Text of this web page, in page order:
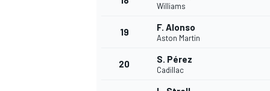
Williams
19 F. Alonso
Aston Martin
20 S. Pérez
Cadillac